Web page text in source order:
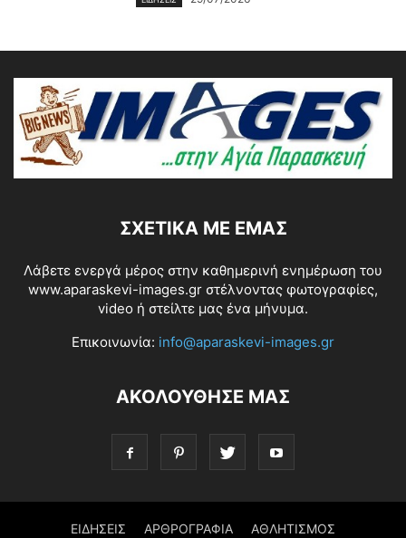
ΣΧΕΤΙΚΆ ΜΕ ΕΜΆΣ
Λάβετε ενεργά μέρος στην καθημερινή ενημέρωση του
www.aparaskevi-images.gr στέλνοντας φωτογραφίες,
video ή στείλτε μας ένα μήνυμα.
Επικοινωνία: info@aparaskevi-images.gr
ΑΚΟΛΟΥΘΗΣΕ ΜΑΣ
ΕΙΔΗΣΕΙΣ ΑΡΘΡΟΓΡΑΦΙΑ ΑΘΛΗΤΙΣΜΟΣ